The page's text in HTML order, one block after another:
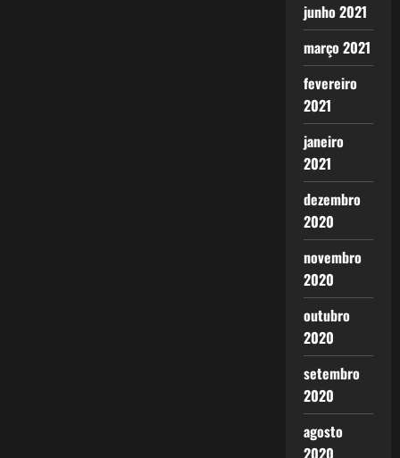
junho 2021
março 2021
fevereiro
2021
janeiro
2021
dezembro
2020
novembro
2020
outubro
2020
setembro
2020
agosto
2020